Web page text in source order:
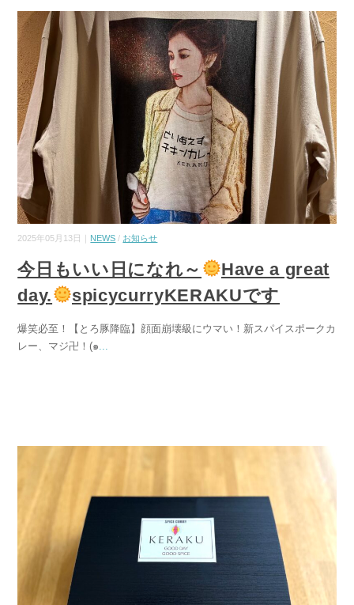
2025年05月13日｜ NEWS / お知らせ
今日もいい日になれ～
Have a great
day.
spicycurryKERAKUです
爆笑必至！【とろ豚降臨】顔面崩壊級にウマい！新スパイスポークカ
レー、マジ卍！(๑